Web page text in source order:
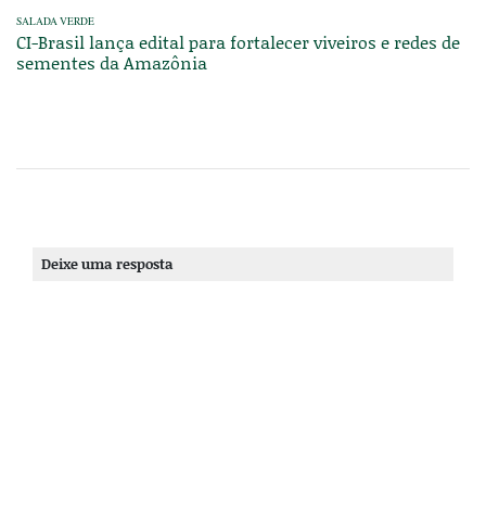
SALADA VERDE
CI-Brasil lança edital para fortalecer viveiros e redes de
sementes da Amazônia
Deixe uma resposta